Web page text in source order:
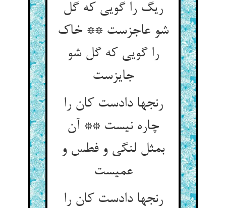
ریگ را گویی که گل
شو عاجزست ** خاک
را گویی که گل شو
جایزست
رنجها دادست کان را
چاره نیست ** آن
بمثل لنگی و فطس و
عمیست
رنجها دادست کان را